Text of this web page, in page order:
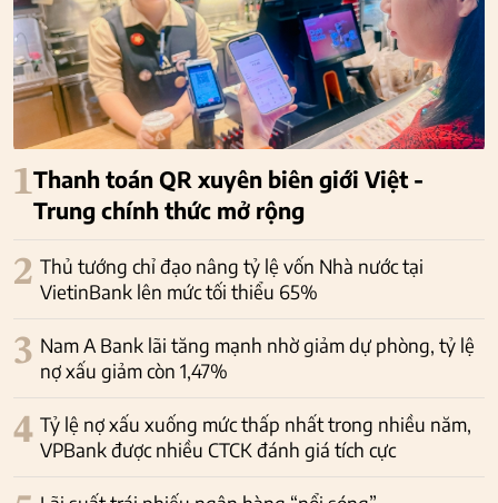
1Thanh toán QR xuyên biên giới Việt -
Trung chính thức mở rộng
2 Thủ tướng chỉ đạo nâng tỷ lệ vốn Nhà nước tại
VietinBank lên mức tối thiểu 65%
3 Nam A Bank lãi tăng mạnh nhờ giảm dự phòng, tỷ lệ
nợ xấu giảm còn 1,47%
4 Tỷ lệ nợ xấu xuống mức thấp nhất trong nhiều năm,
VPBank được nhiều CTCK đánh giá tích cực